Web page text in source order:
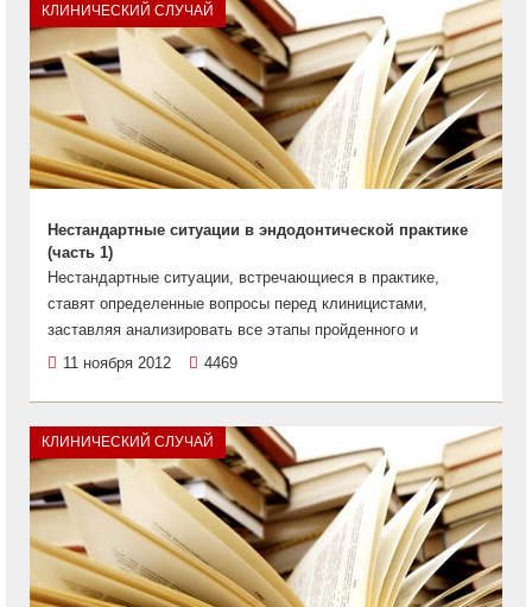
КЛИНИЧЕСКИЙ СЛУЧАЙ
Нестандартные ситуации в эндодонтической практике
(часть 1)
Нестандартные ситуации, встречающиеся в практике,
ставят определенные вопросы перед клиницистами,
заставляя анализировать все этапы пройденного и
11 ноября 2012
4469
КЛИНИЧЕСКИЙ СЛУЧАЙ